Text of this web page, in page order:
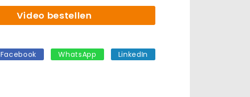
Video bestellen
Facebook WhatsApp LinkedIn